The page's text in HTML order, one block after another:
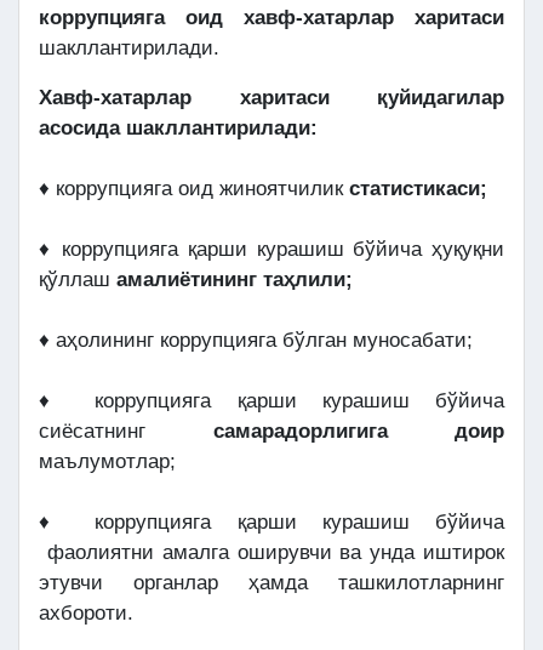
коррупцияга оид хавф-хатарлар харитаси
шакллантирилади.
Хавф-хатарлар харитаси қуйидагилар
асосида шакллантирилади:
♦ коррупцияга оид жиноятчиликстатистикаси;
♦ коррупцияга қарши курашиш бўйича ҳуқуқни
қўллаш амалиётининг таҳлили;
♦ аҳолининг коррупцияга бўлган муносабати;
♦ коррупцияга қарши курашиш бўйича
сиёсатнинг самарадорлигига доир
маълумотлар;
♦ коррупцияга қарши курашиш бўйича
фаолиятни амалга оширувчи ва унда иштирок
этувчи органлар ҳамда ташкилотларнинг
ахбороти.